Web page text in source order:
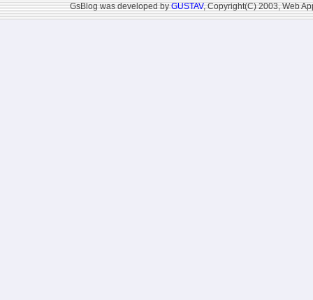
GsBlog was developed byGUSTAV, Copyright(C) 2003, Web